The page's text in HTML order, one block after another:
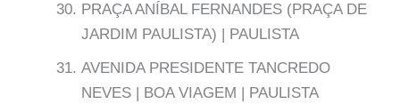
PRAÇA ANÍBAL FERNANDES (PRAÇA DE
JARDIM PAULISTA) | PAULISTA
AVENIDA PRESIDENTE TANCREDO
NEVES | BOA VIAGEM | PAULISTA